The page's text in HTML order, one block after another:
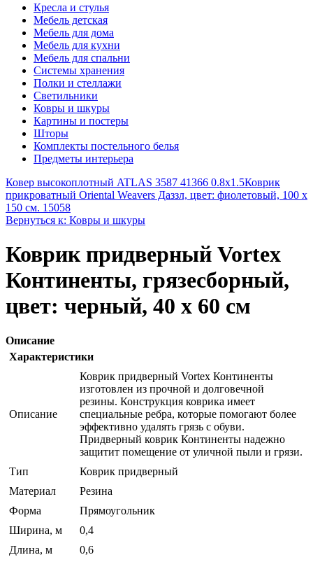
Кресла и стулья
Мебель детская
Мебель для дома
Мебель для кухни
Мебель для спальни
Системы хранения
Полки и стеллажи
Светильники
Ковры и шкуры
Картины и постеры
Шторы
Комплекты постельного белья
Предметы интерьера
Ковер высокоплотный ATLAS 3587 41366 0.8x1.5Коврик
прикроватный Oriental Weavers Дaззл, цвет: фиолетовый, 100 х
150 см. 15058
Вернуться к: Ковры и шкуры
Коврик придверный Vortex
Континенты, грязесборный,
цвет: черный, 40 х 60 см
Описание
Характеристики
Описание
Коврик придверный Vortex Континенты
изготовлен из прочной и долговечной
резины. Конструкция коврика имеет
специальные ребра, которые помогают более
эффективно удалять грязь с обуви.
Придверный коврик Континенты надежно
защитит помещение от уличной пыли и грязи.
Тип
Коврик придверный
Материал
Резина
Форма
Прямоугольник
Ширина, м
0,4
Длина, м
0,6